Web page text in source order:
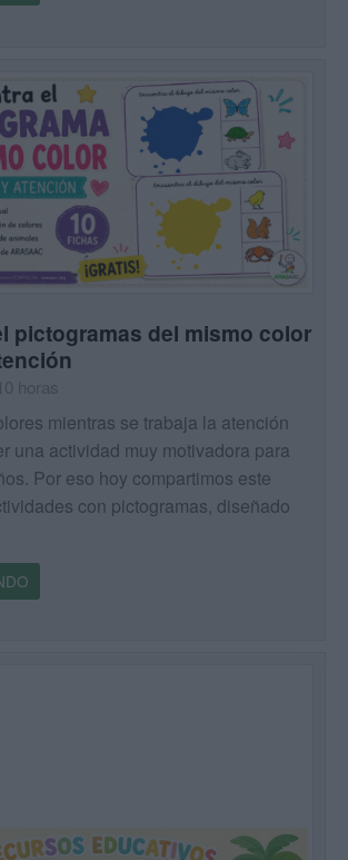
pictogramas del mismo color
mientras se trabaja la atención
una actividad muy motivadora para
Por eso hoy compartimos este
con pictogramas, diseñado